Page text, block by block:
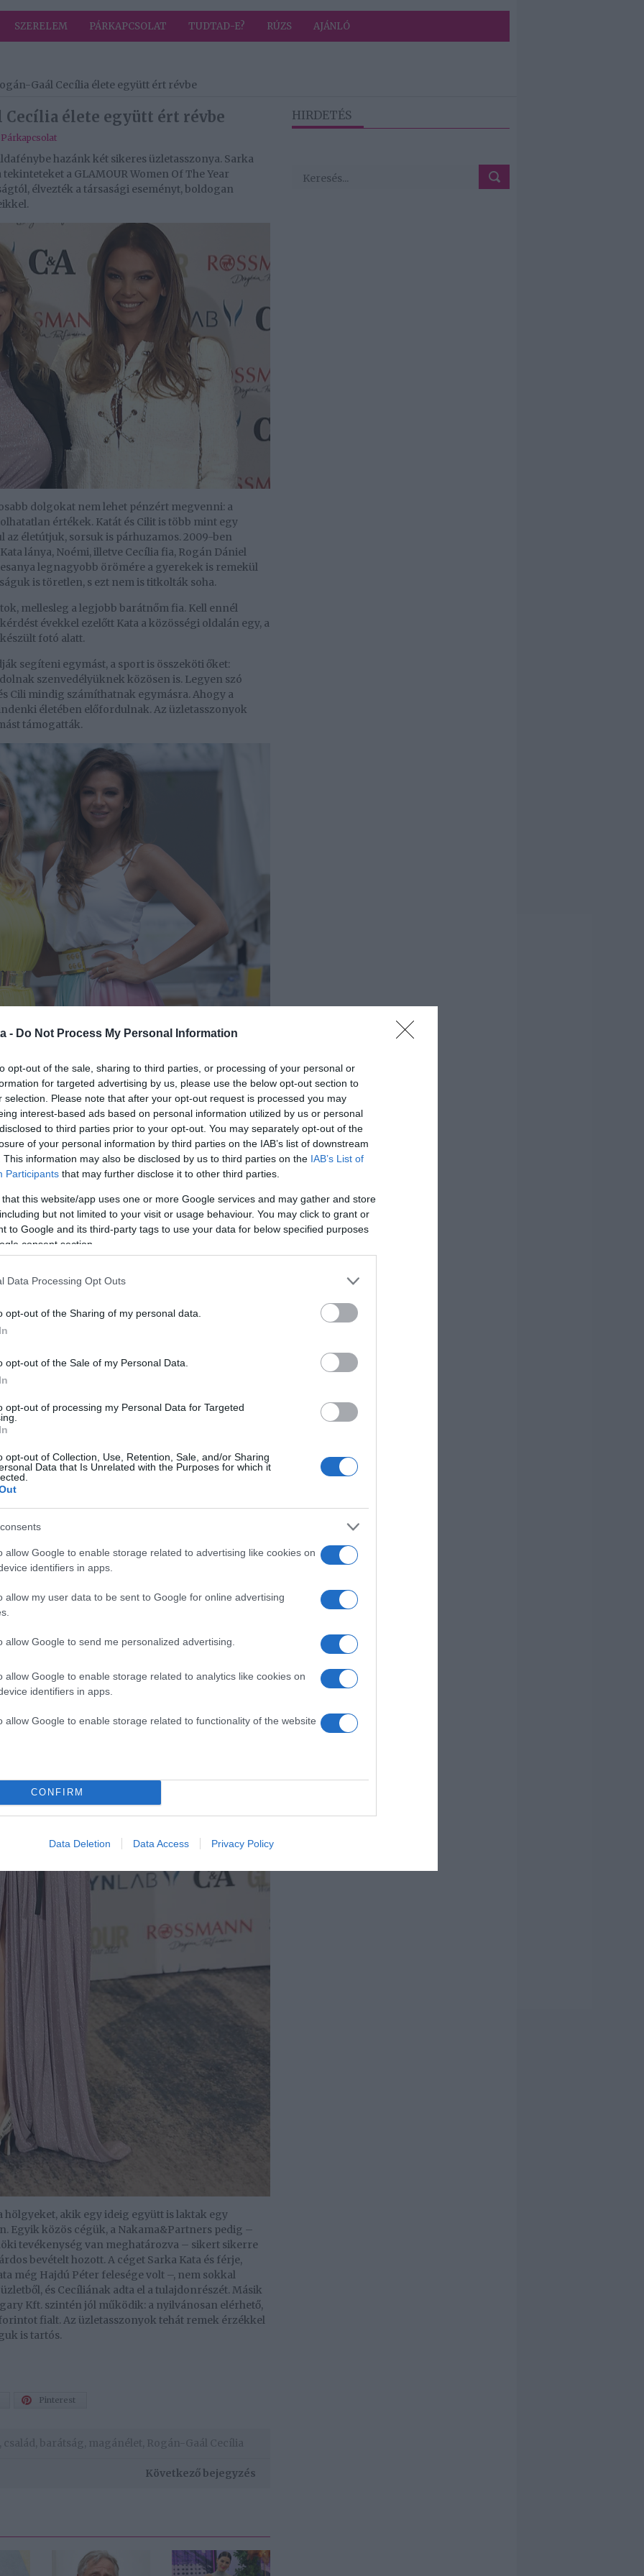
- Do Not Process My Personal Information
opt-out of the sale, sharing to third parties, or processing of your personal or
for targeted advertising by us, please use the below opt-out section to
selection. Please note that after your opt-out request is processed you may
interest-based ads based on personal information utilized by us or personal
to third parties prior to your opt-out. You may separately opt-out of the
of your personal information by third parties on the IAB’s list of downstream
This information may also be disclosed by us to third parties on the IAB’s List of
Participants that may further disclose it to other third parties.
that this website/app uses one or more Google services and may gather and store
but not limited to your visit or usage behaviour. You may click to grant or
to Google and its third-party tags to use your data for below specified purposes
consent section.
Data Processing Opt Outs
opt-out of the Sharing of my personal data.
opt-out of the Sale of my Personal Data.
opt-out of processing my Personal Data for Targeted
opt-out of Collection, Use, Retention, Sale, and/or Sharing
Data that Is Unrelated with the Purposes for which it
allow Google to enable storage related to advertising like cookies on
identifiers in apps.
allow my user data to be sent to Google for online advertising
allow Google to send me personalized advertising.
allow Google to enable storage related to analytics like cookies on
identifiers in apps.
allow Google to enable storage related to functionality of the website
CONFIRM
Data Deletion Data Access Privacy Policy
SZERELEM PÁRKAPCSOLAT TUDTAD-E? RÚZS AJÁNLÓ
Gaál Cecília élete együtt ért révbe
Cecília élete együtt ért révbe
Párkapcsolat
hazánk két sikeres üzletasszonya. Sarka
a GLAMOUR Women Of The Year
élvezték a társasági eseményt, boldogan
dolgokat nem lehet pénzért megvenni: a
értékek. Katát és Cilit is több mint egy
az életútjuk, sorsuk is párhuzamos. 2009-ben
lánya, Noémi, illetve Cecília fia, Rogán Dániel
legnagyobb örömére a gyerekek is remekül
is töretlen, s ezt nem is titkolták soha.
mellesleg a legjobb barátnőm fia. Kell ennél
évekkel ezelőtt Kata a közösségi oldalán egy, a
fotó alatt.
segíteni egymást, a sport is összeköti őket:
szenvedélyüknek közösen is. Legyen szó
Cili mindig számíthatnak egymásra. Ahogy a
életében előfordulnak. Az üzletasszonyok
támogatták.
a férjem, illetve apukámmal is nagyon szoros a
a barátnőim. Ők azok, akik a
a másikra jutni – árulta el Cecília néhány évvel
tönkrement. Katáék 15 év együttélés után
született, ­Noémi és Dávid, akiket
és Rogán Antal pedig 14 év után, 2019-ben hozták
bár két fiukat, Dánielt és Áront közösen
nő hamar újult erővel kezdte el keresni a
rájuk: Kata azóta Bessenyei István milliárdos
fiuk is született. Cecília pedig két évvel ezelőtt
s a fiatalasszony a gálán már büszkén mutatta
ugyanis érkezik első közös gyermekük,
hölgyeket, akik egy ­ideig együtt is laktak egy
Egyik közös cégük, a Nakama&Partners pedig –
tevékenység van meghatározva – sikert sikerre
bevételt hozott. A céget Sarka Kata és férje,
még Hajdú Péter felesége volt –, nem sokkal
és Cecíliának adta el a tulajdonrészét. Másik
Kft. szintén jól működik: a nyilvánosan elérhető,
fialt. Az üzletasszonyok tehát remek érzékkel
is tartós.
Pinterest
család barátság magánélet Rogán-Gaál Cecília
Következő bejegyzés
HIRDETÉS